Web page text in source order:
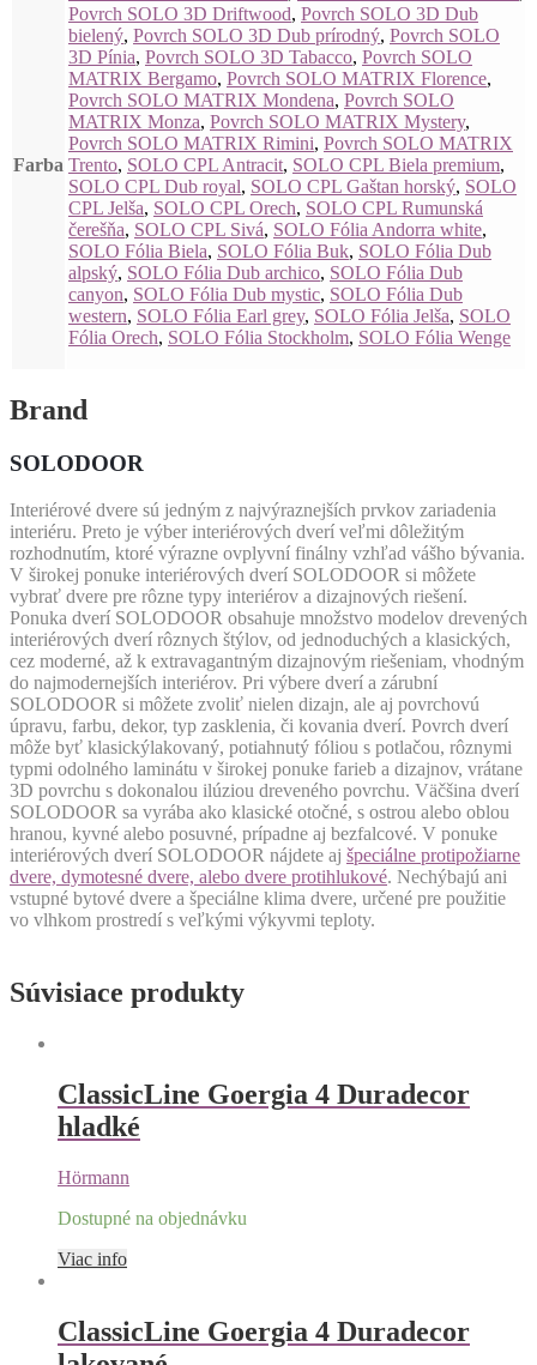
Farba
Povrch SOLO 3D Driftwood, Povrch SOLO 3D Dub
bielený, Povrch SOLO 3D Dub prírodný, Povrch SOLO
3D Pínia, Povrch SOLO 3D Tabacco, Povrch SOLO
MATRIX Bergamo, Povrch SOLO MATRIX Florence,
Povrch SOLO MATRIX Mondena, Povrch SOLO
MATRIX Monza, Povrch SOLO MATRIX Mystery,
Povrch SOLO MATRIX Rimini, Povrch SOLO MATRIX
Trento, SOLO CPL Antracit, SOLO CPL Biela premium,
SOLO CPL Dub royal, SOLO CPL Gaštan horský, SOLO
CPL Jelša, SOLO CPL Orech, SOLO CPL Rumunská
čerešňa, SOLO CPL Sivá, SOLO Fólia Andorra white,
SOLO Fólia Biela, SOLO Fólia Buk, SOLO Fólia Dub
alpský, SOLO Fólia Dub archico, SOLO Fólia Dub
canyon, SOLO Fólia Dub mystic, SOLO Fólia Dub
western, SOLO Fólia Earl grey, SOLO Fólia Jelša, SOLO
Fólia Orech, SOLO Fólia Stockholm, SOLO Fólia Wenge
Brand
SOLODOOR
Interiérové dvere sú jedným z najvýraznejších prvkov zariadenia
interiéru. Preto je výber interiérových dverí veľmi dôležitým
rozhodnutím, ktoré výrazne ovplyvní finálny vzhľad vášho bývania.
V širokej ponuke interiérových dverí SOLODOOR si môžete
vybrať dvere pre rôzne typy interiérov a dizajnových riešení.
Ponuka dverí SOLODOOR obsahuje množstvo modelov drevených
interiérových dverí rôznych štýlov, od jednoduchých a klasických,
cez moderné, až k extravagantným dizajnovým riešeniam, vhodným
do najmodernejších interiérov. Pri výbere dverí a zárubní
SOLODOOR si môžete zvoliť nielen dizajn, ale aj povrchovú
úpravu, farbu, dekor, typ zasklenia, či kovania dverí. Povrch dverí
môže byť klasickýlakovaný, potiahnutý fóliou s potlačou, rôznymi
typmi odolného laminátu v širokej ponuke farieb a dizajnov, vrátane
3D povrchu s dokonalou ilúziou dreveného povrchu. Väčšina dverí
SOLODOOR sa vyrába ako klasické otočné, s ostrou alebo oblou
hranou, kyvné alebo posuvné, prípadne aj bezfalcové. V ponuke
interiérových dverí SOLODOOR nájdete aj špeciálne protipožiarne
dvere, dymotesné dvere, alebo dvere protihlukové. Nechýbajú ani
vstupné bytové dvere a špeciálne klima dvere, určené pre použitie
vo vlhkom prostredí s veľkými výkyvmi teploty.
Súvisiace produkty
ClassicLine Goergia 4 Duradecor
hladké
Hörmann
Dostupné na objednávku
Viac info
ClassicLine Goergia 4 Duradecor